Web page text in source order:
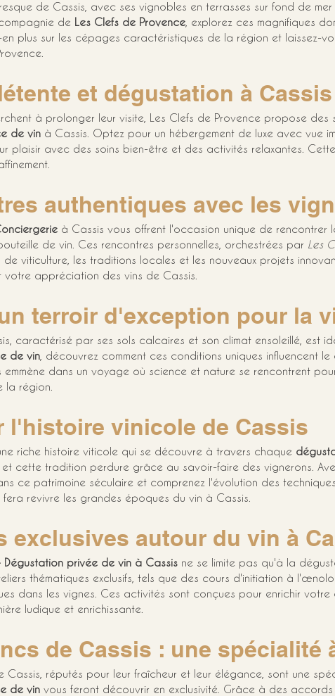
de Cassis, avec ses vignobles en terrasses sur fond de
compagnie de Les Clefs de Provence , explorez ces magnifiques
en plus sur les cépages caractéristiques de la région et laissez-
et dégustation à Cassis
à prolonger leur visite, Les Clefs de Provence propose des
de vin à Cassis. Optez pour un hébergement de luxe avec vue
plaisir avec des soins bien-être et des activités relaxantes.
authentiques avec les
à Cassis vous offrent l'occasion unique de rencontrer
de vin. Ces rencontres personnelles, orchestrées par Les
de viticulture, les traditions locales et les nouveaux projets
votre appréciation des vins de Cassis.
terroir d'exception pour la
caractérisé par ses sols calcaires et son climat ensoleillé, est
de vin , découvrez comment ces conditions uniques influencent
emmène dans un voyage où science et nature se rencontrent
la région.
l'histoire vinicole de Cassis
riche histoire viticole qui se découvre à travers chaque
et cette tradition perdure grâce au savoir-faire des vignerons.
ce patrimoine séculaire et comprenez l'évolution des
revivre les grandes époques du vin à Cassis.
exclusives autour du vin à
privée de vin à Cassis ne se limite pas qu'à la
thématiques exclusifs, tels que des cours d'initiation à
dans les vignes. Ces activités sont conçues pour enrichir
ludique et enrichissante.
de Cassis : une spécialité
Cassis, réputés pour leur fraîcheur et leur élégance, sont une
de vin vous feront découvrir en exclusivité. Grâce à des